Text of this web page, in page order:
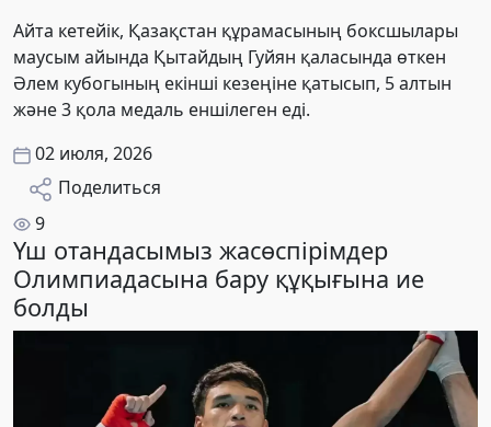
Айта кетейік, Қазақстан құрамасының боксшылары
маусым айында Қытайдың Гуйян қаласында өткен
Әлем кубогының екінші кезеңіне қатысып, 5 алтын
және 3 қола медаль еншілеген еді.
02 июля, 2026
Поделиться
9
Үш отандасымыз жасөспірімдер
Олимпиадасына бару құқығына ие
болды